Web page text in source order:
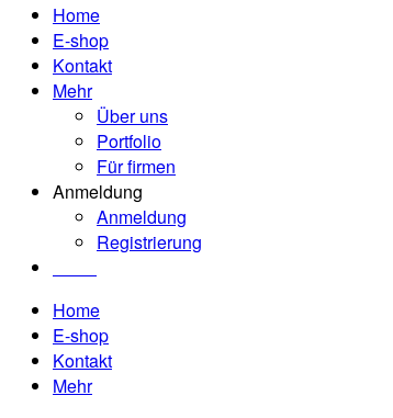
Home
E-shop
Kontakt
Mehr
Über uns
Portfolio
Für firmen
Anmeldung
Anmeldung
Registrierung
Home
E-shop
Kontakt
Mehr